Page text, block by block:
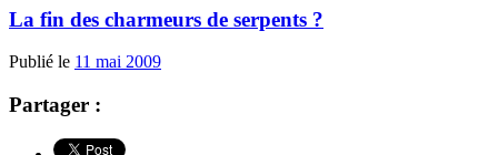
La fin des charmeurs de serpents ?
Publié le 11 mai 2009
Partager :